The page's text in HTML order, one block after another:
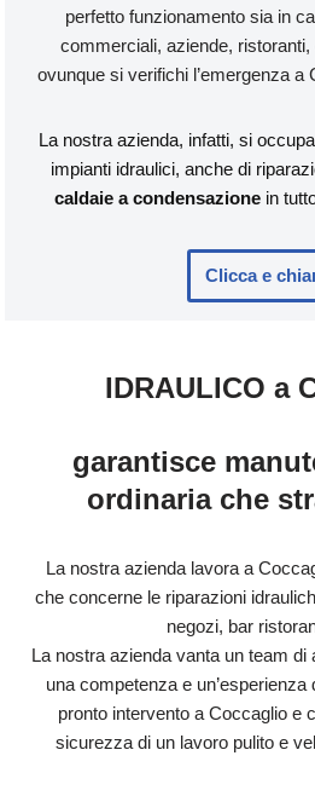
perfetto funzionamento sia in
commerciali, aziende,
ovunque si verifichi l’emergenza a
La nostra azienda, infatti, si
impianti idraulici, anche di
caldaie a condensazionein
Clicca e
IDRAULICO a
garantisce
ordinaria che
La nostra azienda lavora a
che concerne le riparazioni
negozi, bar
La nostra azienda vanta un team di
una competenza e
pronto intervento a Coccaglio e
sicurezza di un lavoro pulito e